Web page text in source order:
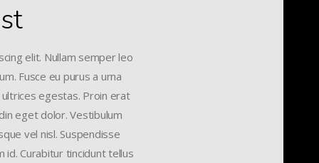
elit. Nullam semper leo
Fusce eu purus a urna
ultrices egestas. Proin erat
eget dolor. Vestibulum
vel nisl. Suspendisse
Curabitur tincidunt tellus